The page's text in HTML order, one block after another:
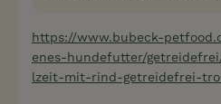
https://www.bubeck-
enes-hundefutter/
lzeit-mit-rind-getreidefrei-